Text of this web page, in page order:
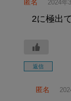
匿名 2024年
2に極出
返信
匿名